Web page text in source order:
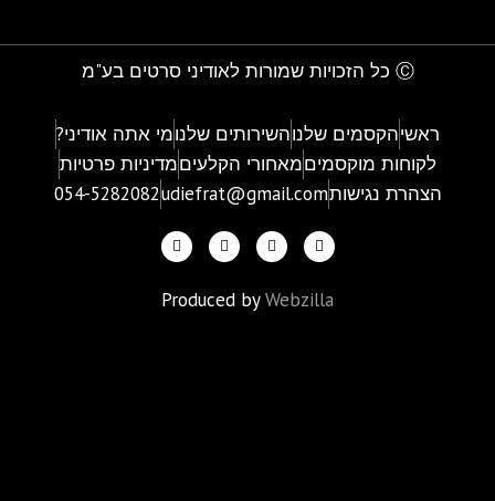
Ⓒ כל הזכויות שמורות לאודיני סרטים בע"מ
ראשיהקסמים שלנוהשירותים שלנומי אתה אודיני?
לקוחות מוקסמיםמאחורי הקלעיםמדיניות פרטיות
הצהרת נגישותudiefrat@gmail.com
054-5282082
Produced byWebzilla